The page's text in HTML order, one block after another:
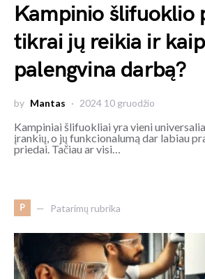
Kampinio šlifuoklio
tikrai jų reikia ir
palengvina darbą?
by Mantas 2024 10 gruodžio
Kampiniai šlifuokliai yra vieni
įrankių, o jų funkcionalumą dar labiau
priedai. Tačiau ar visi…
P Patarimų rubrika